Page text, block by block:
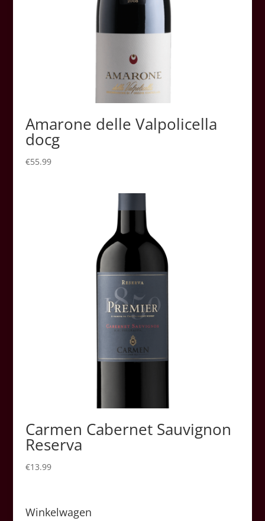
Amarone delle Valpolicella
docg
€55.99
Carmen Cabernet Sauvignon
Reserva
€13.99
Winkelwagen